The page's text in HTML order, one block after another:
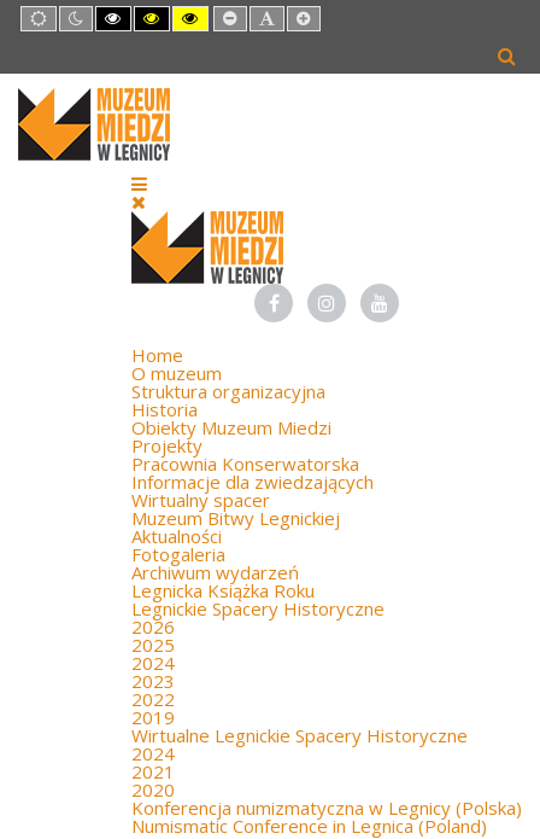
Default
mode
Night
mode
High
Contrast
mode
High
Contrast
mode
High
Contrast
mode
Set
Smaller
Set
Default
Set
Larger
Home
O muzeum
Struktura organizacyjna
Historia
Obiekty Muzeum Miedzi
Projekty
Pracownia Konserwatorska
Informacje dla zwiedzających
Wirtualny spacer
Muzeum Bitwy Legnickiej
Aktualności
Fotogaleria
Archiwum wydarzeń
Legnicka Książka Roku
Legnickie Spacery Historyczne
2026
2025
2024
2023
2022
2019
Wirtualne Legnickie Spacery Historyczne
2024
2021
2020
Konferencja numizmatyczna w Legnicy (Polska)
Numismatic Conference in Legnica (Poland)